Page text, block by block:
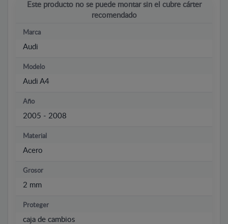
Este producto no se puede montar sin el cubre cárter
recomendado
Marca
Audi
Modelo
Audi A4
Año
2005 - 2008
Material
Acero
Grosor
2 mm
Proteger
caja de cambios